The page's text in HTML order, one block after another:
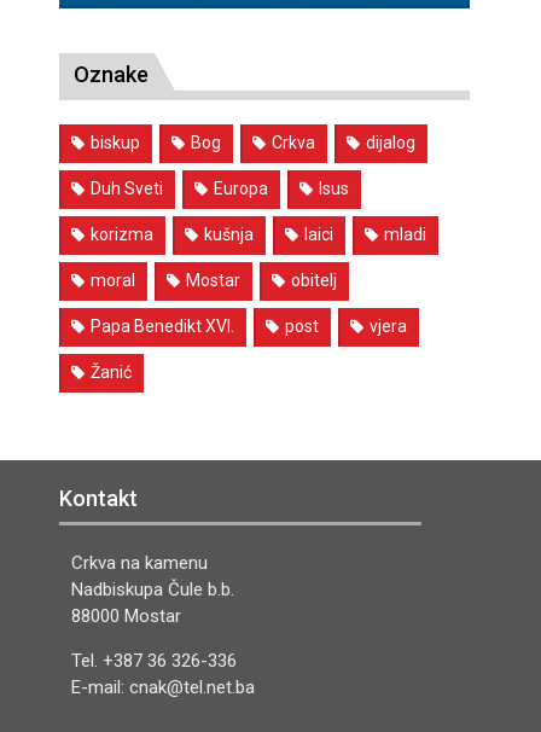
Oznake
biskup Bog Crkva dijalog
Duh Sveti Europa Isus
korizma kušnja laici mladi
moral Mostar obitelj
Papa Benedikt XVI. post vjera
Žanić
Kontakt
Crkva na kamenu
Nadbiskupa Čule b.b.
88000 Mostar
Tel. +387 36 326-336
E-mail: cnak@tel.net.ba